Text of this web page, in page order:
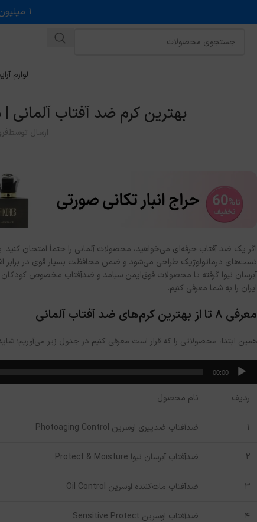
۱ میلیون تخفیف روی حداقل خرید ۵ میلیونی با کد روبه رو در درگاه اسنپ پی
لوازم
بهترین کرم ضد آفتاب آلمانی | معرفی ۸ محصول تخصصی
ارسال توسط
اگر یک ضد آفتاب حرفه‌ای می‌خواهید، محصولات آلمانی را حتماً امتحان کنید.
آبرسان نیوا گرفته تا محصولات فوق‌ایمن سبامد و ضدآفتاب مخصوص کودکان
ایران را به شما معرفی کنیم.
معرفی ۸ تا از بهترین کرم‌های ضد آفتاب آلمانی
همین ابتدا، محصولاتی را که قرار است معرفی کنیم در جدول زیر می‌آوریم؛
پخش‌کننده
صوت
00:00
ردیف نام محصول
۱ ضدآفتاب ضدپیری اوسرین Photoaging Control
۲ ضدآفتاب آبرسان نیوا Protect & Moisture
۳ ضدآفتاب مات‌کننده اوسرین Oil Control
۴ ضدآفتاب اوسرین Sensitive Protect